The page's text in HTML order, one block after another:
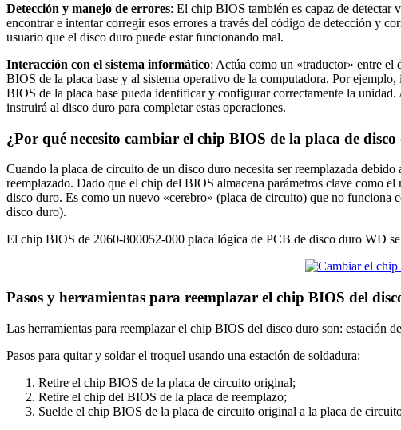
Detección y manejo de errores: El chip BIOS también es capaz de detectar
encontrar e intentar corregir esos errores a través del código de detección y
usuario que el disco duro puede estar funcionando mal.
Interacción con el sistema informático: Actúa como un «traductor» entre el
BIOS de la placa base y al sistema operativo de la computadora. Por
BIOS de la placa base pueda identificar y configurar correctamente la
instruirá al disco duro para completar estas operaciones.
¿Por qué necesito cambiar el chip BIOS de la placa de
Cuando la placa de circuito de un disco duro necesita ser reemplazada
reemplazado. Dado que el chip del BIOS almacena parámetros clave como
disco duro. Es como un nuevo «cerebro» (placa de circuito) que no
disco duro).
El chip BIOS de 2060-800052-000 placa lógica de PCB de disco duro WD
Pasos y herramientas para reemplazar el chip BIOS del
Las herramientas para reemplazar el chip BIOS del disco duro son: estación
Pasos para quitar y soldar el troquel usando una estación de soldadura:
Retire el chip BIOS de la placa de circuito original;
Retire el chip del BIOS de la placa de reemplazo;
Suelde el chip BIOS de la placa de circuito original a la placa de